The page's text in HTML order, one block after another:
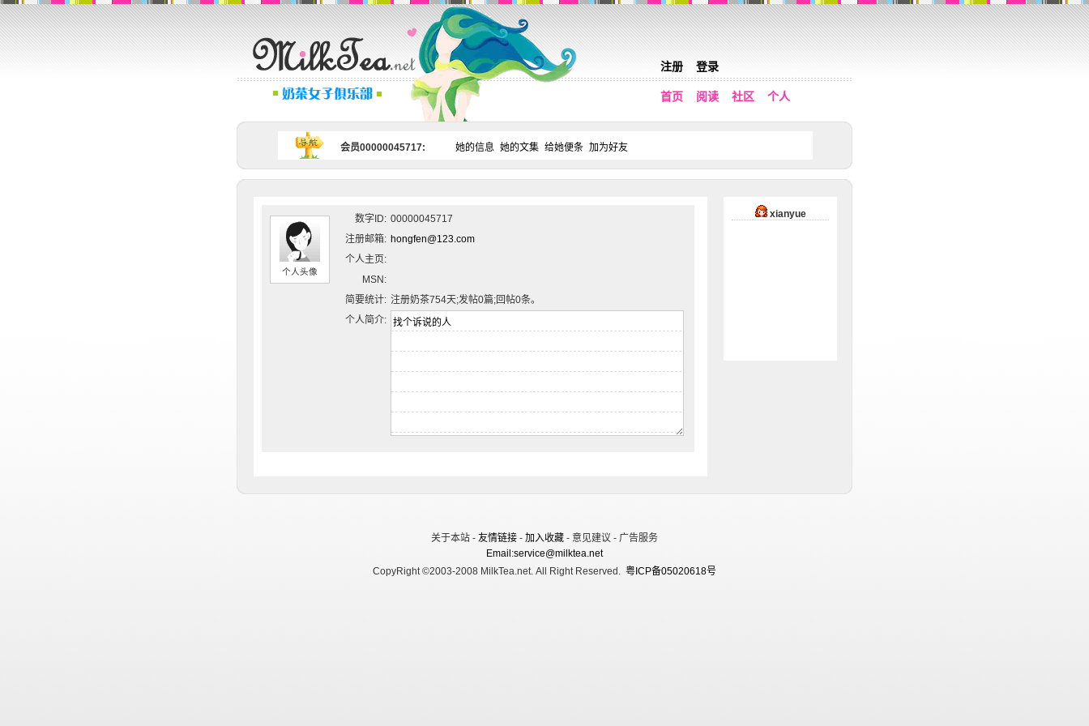
注册 登录
首页 阅读 社区 个人
会员00000045717: 她的信息 她的文集 给她便条 加为好友
个人头像
数字ID: 00000045717
注册邮箱: hongfen@123.com
个人主页:
MSN:
简要统计: 注册奶茶754天;发帖0篇;回帖0条。
个人简介:
xianyue
关于本站 - 友情链接 - 加入收藏 - 意见建议 - 广告服务
Email:service@milktea.net
CopyRight ©2003-2008 MilkTea.net. All Right Reserved. 粤ICP备05020618号